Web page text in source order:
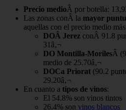
Precio medioÂ por botella:
Las zonas conÂ la mayor
aquellas con el precio medio
DOÂ Jerez conÂ 91.8
31â‚¬
DO Montilla-MorilesÂ
medio de 25.70â‚¬
DOCa Priorat (90.2
29.20â‚¬
En cuanto a tipos de vinos:
El 54.8% son vinos tintos
26.4% son vinos blancos